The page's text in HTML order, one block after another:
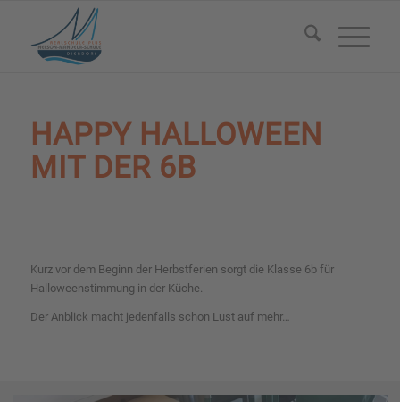
HAPPY HALLOWEEN
MIT DER 6B
Kurz vor dem Beginn der Herbstferien sorgt die Klasse 6b für
Halloweenstimmung in der Küche.
Der Anblick macht jedenfalls schon Lust auf mehr…